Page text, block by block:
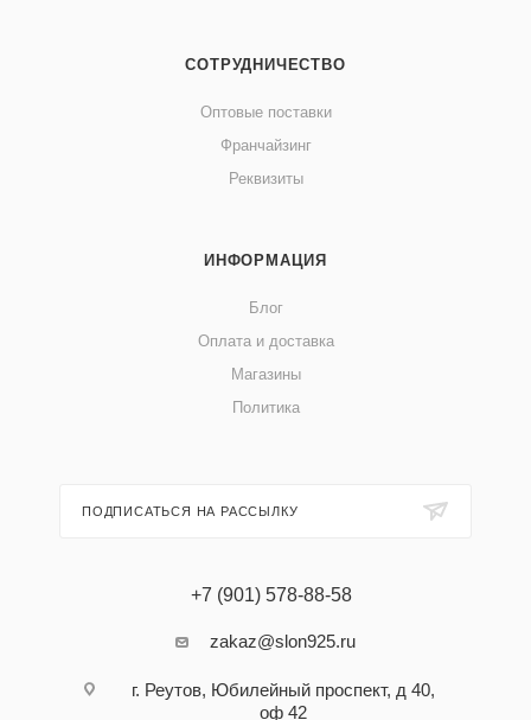
СОТРУДНИЧЕСТВО
Оптовые поставки
Франчайзинг
Реквизиты
ИНФОРМАЦИЯ
Блог
Оплата и доставка
Магазины
Политика
ПОДПИСАТЬСЯ НА РАССЫЛКУ
+7 (901) 578-88-58
zakaz@slon925.ru
г. Реутов, Юбилейный проспект, д 40,
оф 42